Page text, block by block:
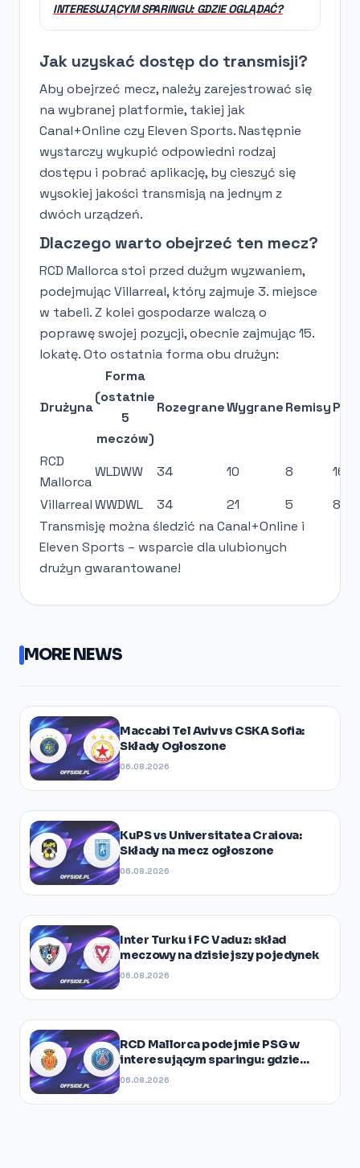
INTERESUJĄCYM SPARINGU: GDZIE OGLĄDAĆ?
Jak uzyskać dostęp do transmisji?
Aby obejrzeć mecz, należy zarejestrować się
na wybranej platformie, takiej jak
Canal+Online czy Eleven Sports. Następnie
wystarczy wykupić odpowiedni rodzaj
dostępu i pobrać aplikację, by cieszyć się
wysokiej jakości transmisją na jednym z
dwóch urządzeń.
Dlaczego warto obejrzeć ten mecz?
RCD Mallorca stoi przed dużym wyzwaniem,
podejmując Villarreal, który zajmuje 3. miejsce
w tabeli. Z kolei gospodarze walczą o
poprawę swojej pozycji, obecnie zajmując 15.
lokatę. Oto ostatnia forma obu drużyn:
Drużyna
Forma
(ostatnie
5
meczów)
RozegraneWygraneRemisy
RCD
Mallorca
WLDWW 34 10 8
16
VillarrealWWDWL 34 21 5
8
Transmisję można śledzić na Canal+Online i
Eleven Sports – wsparcie dla ulubionych
drużyn gwarantowane!
MORE NEWS
Maccabi Tel Aviv vs CSKA Sofia:
Składy Ogłoszone
06.08.2026
KuPS vs Universitatea Craiova:
Składy na mecz ogłoszone
06.08.2026
Inter Turku i FC Vaduz: skład
meczowy na dzisiejszy pojedynek
06.08.2026
RCD Mallorca podejmie PSG w
interesującym sparingu: gdzie
oglądać?
06.08.2026